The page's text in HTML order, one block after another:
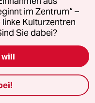
Wohnungen die
wurden an.
also immer
selbst Whn.
entstehenden
im Zentrum“ –
Kulturzentren
Sie dabei?